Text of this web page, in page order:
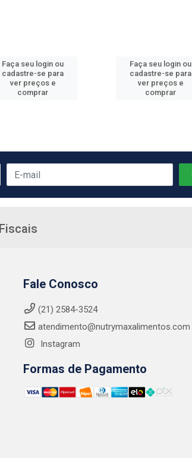
Faça seu login ou
cadastre-se para
ver preços e
comprar
Faça seu login ou
cadastre-se para
ver preços e
comprar
Fale Conosco
(21) 2584-3524
atendimento@nutrymaxalimentos.com
Instagram
Formas de Pagamento